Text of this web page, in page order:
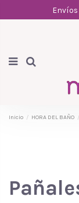
Inicio HORA DEL BAÑO